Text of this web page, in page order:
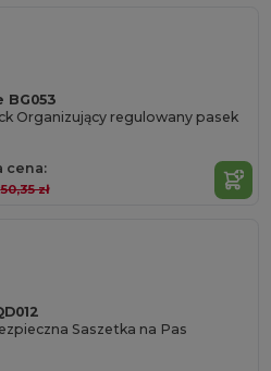
BG053
Organizujący regulowany pasek
cena:
50,35 zł
Saszetka na Pas